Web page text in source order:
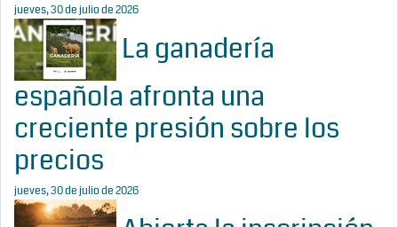
jueves, 30 de julio de 2026
La ganadería
española afronta una
creciente presión sobre los
precios
jueves, 30 de julio de 2026